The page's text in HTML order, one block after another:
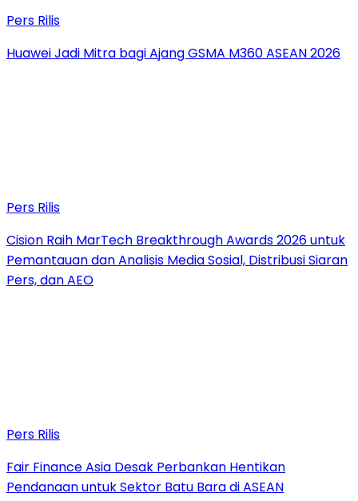
Pers Rilis
Huawei Jadi Mitra bagi Ajang GSMA M360 ASEAN 2026
Pers Rilis
Cision Raih MarTech Breakthrough Awards 2026 untuk
Pemantauan dan Analisis Media Sosial, Distribusi Siaran
Pers, dan AEO
Pers Rilis
Fair Finance Asia Desak Perbankan Hentikan
Pendanaan untuk Sektor Batu Bara di ASEAN